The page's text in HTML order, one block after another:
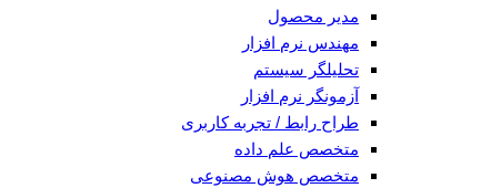
مدیر محصول
مهندس نرم افزار
تحلیلگر سیستم
آزمونگر نرم افزار
طراح رابط / تجربه کاربری
متخصص علم داده
متخصص هوش مصنوعی